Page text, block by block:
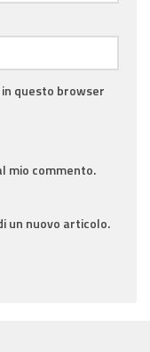
questo browser
mio commento.
un nuovo articolo.